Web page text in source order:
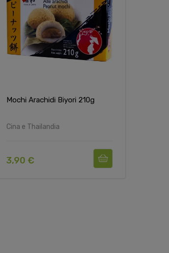
Mochi Arachidi Biyori 210g
Cina e Thailandia
3,90 €